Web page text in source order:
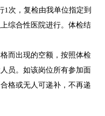
1次，复检由我单位指定到
综合性医院进行。体检结
而出现的空额，按照体检
员。如该岗位所有参加面
格或无人可递补，不再递